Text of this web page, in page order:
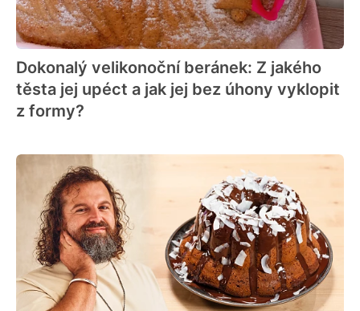
Dokonalý velikonoční beránek: Z jakého
těsta jej upéct a jak jej bez úhony vyklopit
z formy?